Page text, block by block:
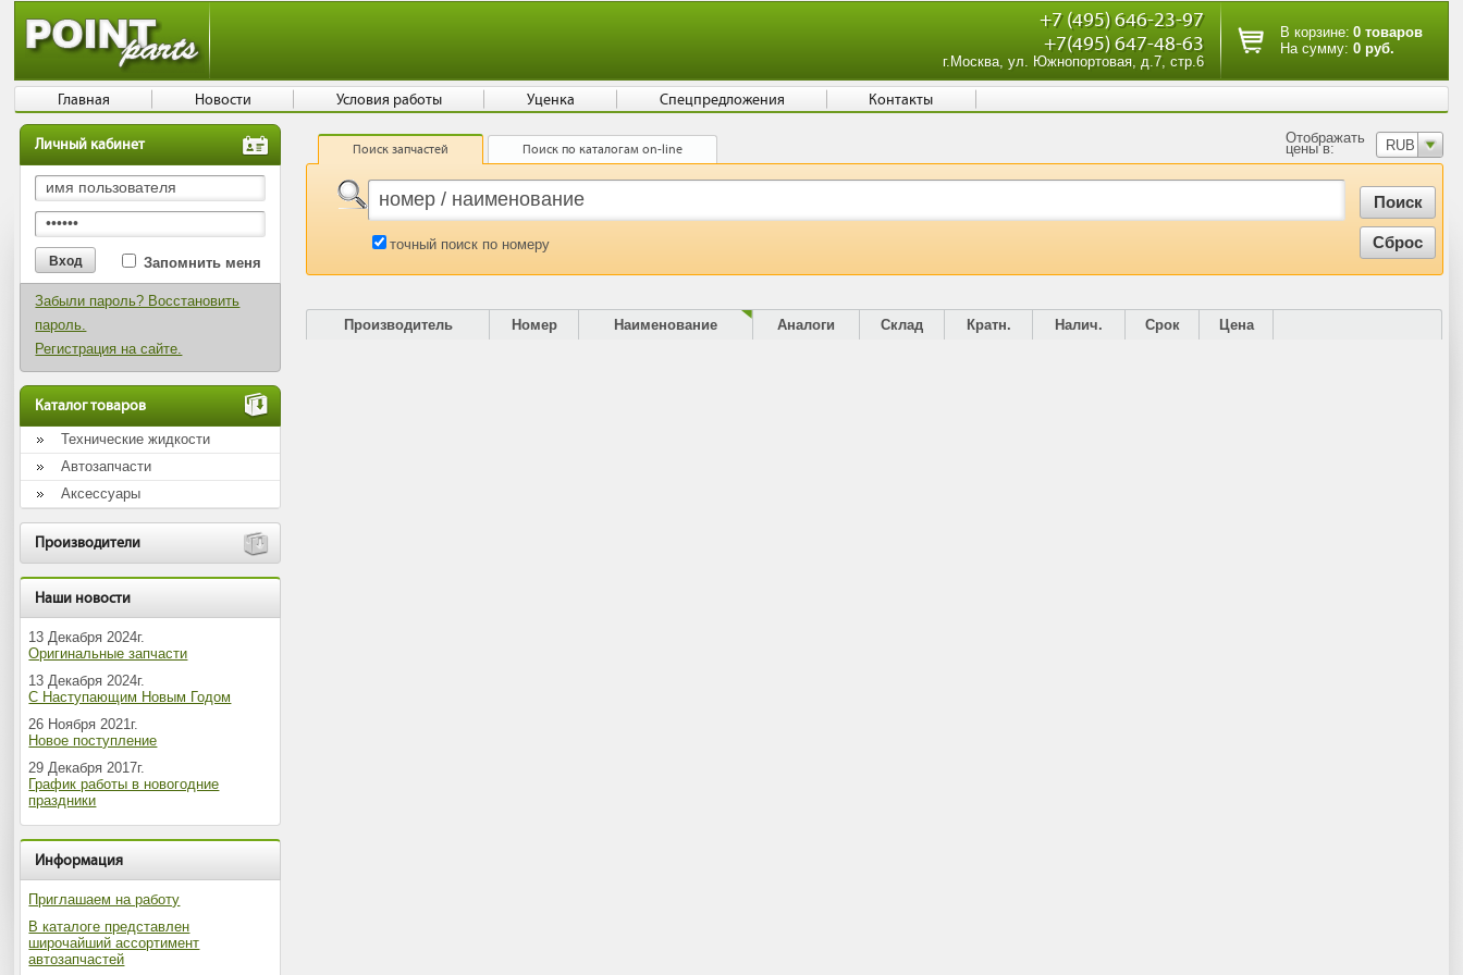
Личный кабинет
Запомнить меня
Забыли пароль? Восстановить
пароль.
Регистрация на сайте.
Каталог товаров
Технические жидкости
Автозапчасти
Аксессуары
Производители
Наши новости
13 Декабря 2024г.
Оригинальные запчасти
13 Декабря 2024г.
С Наступающим Новым Годом
26 Ноября 2021г.
Новое поступление
29 Декабря 2017г.
График работы в новогодние
праздники
Информация
Приглашаем на работу
В каталоге представлен
широчайший ассортимент
автозапчастей
Поиск запчастей Поиск по каталогам on-line RUB
Отображать
цены в:
точный поиск по номеру
Производитель Номер Наименование Аналоги Склад Кратн. Налич. Срок Цена
Главная Новости Условия работы Уценка Спецпредложения Контакты
+7 (495) 646-23-97
+7(495) 647-48-63
г.Москва, ул. Южнопортовая, д.7, стр.6
В корзине: 0 товаров
На сумму: 0 руб.